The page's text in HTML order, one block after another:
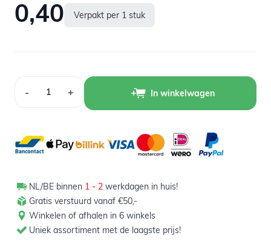
0,40 Verpakt per 1 stuk
- + In winkelwagen
NL/BE binnen 1 - 2 werkdagen in huis!
Gratis verstuurd vanaf €50,-
Winkelen of afhalen in 6 winkels
Uniek assortiment met de laagste prijs!